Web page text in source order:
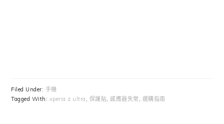
Filed Under: 手機
Tagged With: xperia z ultra , 保護貼,感應器失常 , 選購指南